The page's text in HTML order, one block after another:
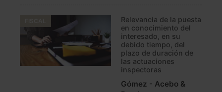
Relevancia de la puesta
en conocimiento del
interesado, en su
debido tiempo, del
plazo de duración de
las actuaciones
inspectoras
Gómez - Acebo &